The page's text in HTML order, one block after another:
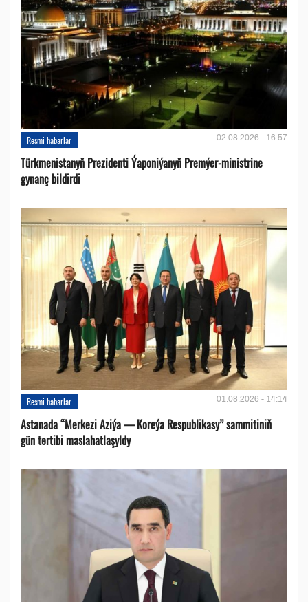
Resmi habarlar 02.08.2026 - 16:57
Türkmenistanyň Prezidenti Ýaponiýanyň Premýer-ministrine
gynanç bildirdi
Resmi habarlar 01.08.2026 - 14:14
Astanada “Merkezi Aziýa — Koreýa Respublikasy” sammitiniň
gün tertibi maslahatlaşyldy